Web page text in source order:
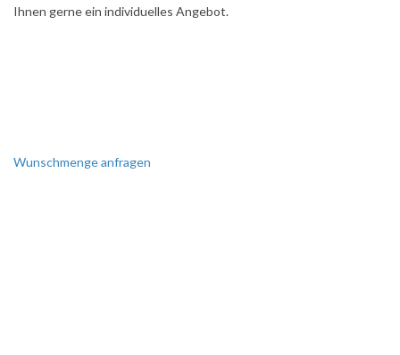
Ihnen gerne ein individuelles Angebot.
Wunschmenge anfragen